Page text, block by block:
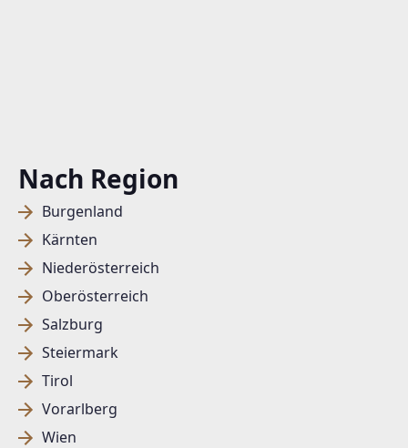
Nach Region
Burgenland
Kärnten
Niederösterreich
Oberösterreich
Salzburg
Steiermark
Tirol
Vorarlberg
Wien